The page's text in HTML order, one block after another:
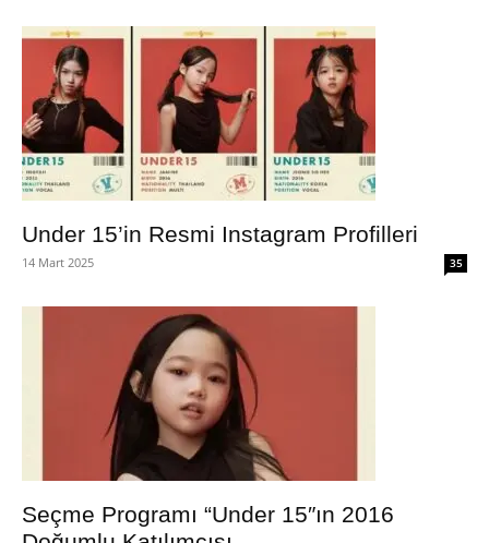
Under 15’in Resmi Instagram Profilleri
14 Mart 2025 35
Seçme Programı “Under 15″ın 2016